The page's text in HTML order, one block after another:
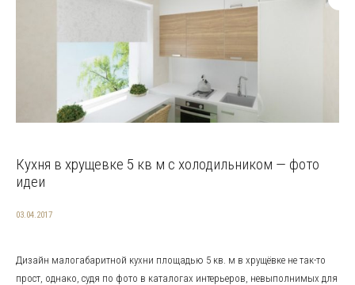
Кухня в хрущевке 5 кв м с холодильником — фото
идеи
03.04.2017
Дизайн малогабаритной кухни площадью 5 кв. м в хрущёвке не так-то
прост, однако, судя по фото в каталогах интерьеров, невыполнимых для